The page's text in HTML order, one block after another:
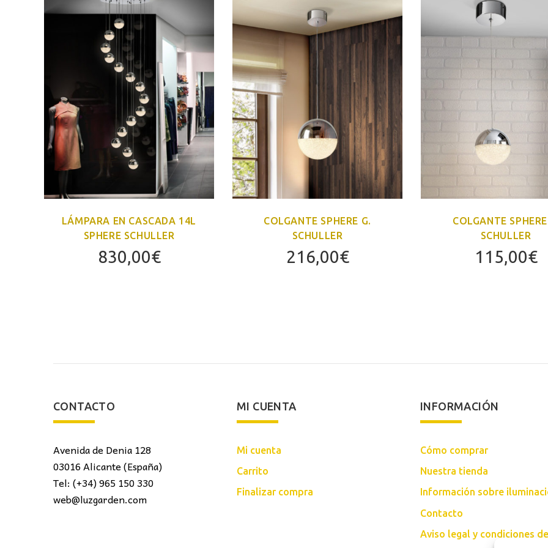
LÁMPARA EN CASCADA 14L
SPHERE SCHULLER
830,00€
COLGANTE SPHERE G.
SCHULLER
216,00€
COLGANTE
SCHULLER
115,00€
CONTACTO
Avenida de Denia 128
03016 Alicante (España)
Tel: (+34) 965 150 330
web@luzgarden.com
MI CUENTA
Mi cuenta
Carrito
Finalizar compra
INFORMACIÓN
Cómo comprar
Nuestra tienda
Información sobre
Contacto
Aviso legal y condiciones